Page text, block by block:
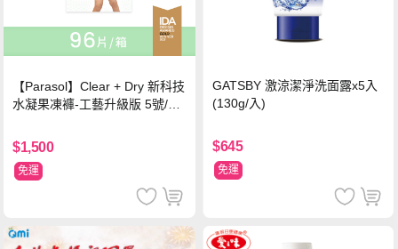
【Parasol】Clear + Dry 新科技
水凝果凍褲-工藝升級版 5號/XL
$1,500
免運
GATSBY 激涼潔淨洗面露x5入
(130g/入)
$645
免運